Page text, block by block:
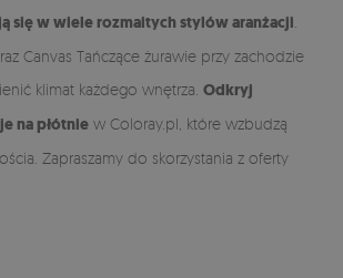
się w wiele rozmaitych stylów aranżacji
Canvas Tańczące żurawie przy zachodzie
klimat każdego wnętrza. Odkryj
na płótnie w Coloray.pl, które wzbudzą
Zapraszamy do skorzystania z oferty